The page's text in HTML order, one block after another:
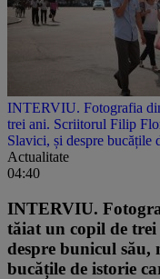
INTERVIU. Fotografia
trei ani. Scriitorul Filip
Slavici, și despre bucățile
Actualitate
04:40
INTERVIU.
tăiat un copil de
despre bunicul său,
bucățile de istorie